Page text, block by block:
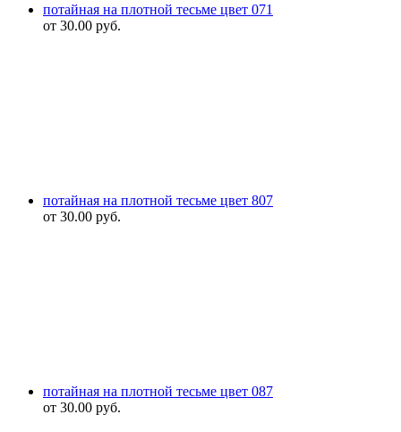
потайная на плотной тесьме цвет 071
от 30.00 руб.
потайная на плотной тесьме цвет 807
от 30.00 руб.
потайная на плотной тесьме цвет 087
от 30.00 руб.